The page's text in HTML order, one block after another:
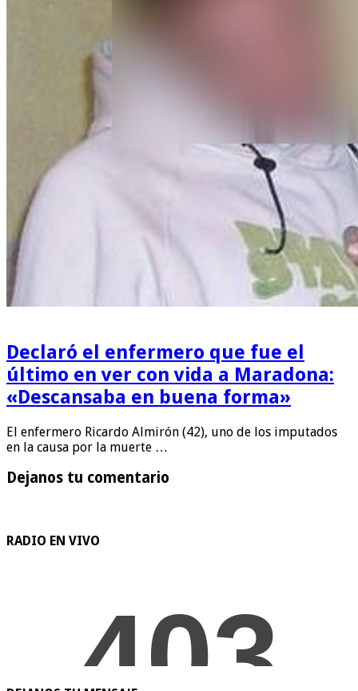
Declaró el enfermero que fue el
último en ver con vida a Maradona:
«Descansaba en buena forma»
El enfermero Ricardo Almirón (42), uno de los imputados
en la causa por la muerte …
Dejanos tu comentario
RADIO EN VIVO